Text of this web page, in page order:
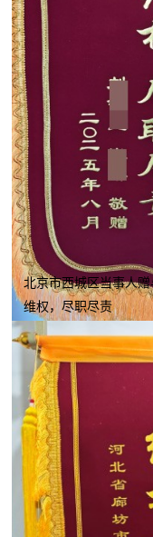
北京市西城区当事人
维权，尽职尽责